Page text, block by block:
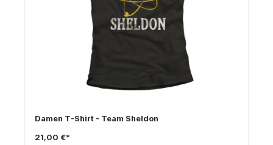
Damen T-Shirt - Team Sheldon
21,00 €*